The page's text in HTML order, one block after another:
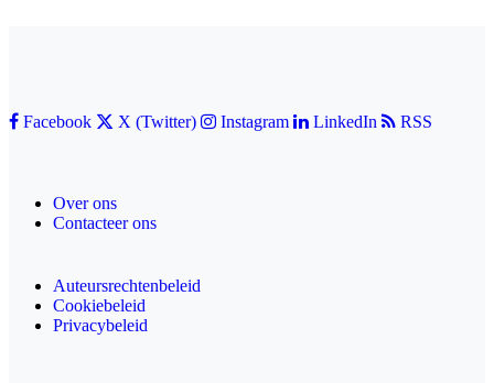
Facebook X (Twitter) Instagram LinkedIn RSS
Over ons
Contacteer ons
Auteursrechtenbeleid
Cookiebeleid
Privacybeleid